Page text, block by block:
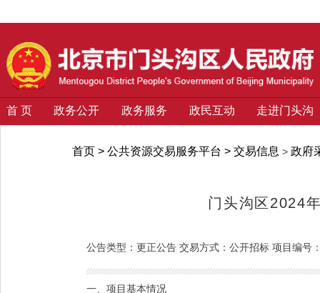
首 页 政务公开 政务服务 政民互动 走进门头沟
首页 > 公共资源交易服务平台 > 交易信息 > 政府
门头沟区2024
公告类型： 更正公告 交易方式： 公开招标 项目编号
一、项目基本情况